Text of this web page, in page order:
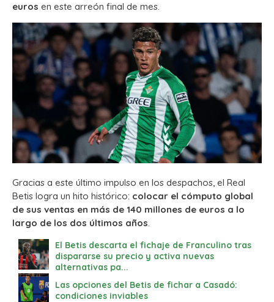
euros en este arreón final de mes.
Gracias a este último impulso en los despachos, el Real
Betis logra un hito histórico: colocar el cómputo global
de sus ventas en más de 140 millones de euros a lo
largo de los dos últimos años
El Betis descarta el fichaje de Franculino tras
dispararse su precio y activa nuevas
alternativas pa...
Las opciones del Betis de fichar a Casadó:
condiciones inviables